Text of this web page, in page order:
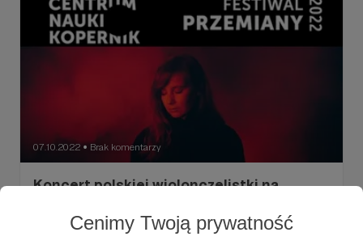
Cenimy Twoją prywatność
07.10.2022 ● Brak komentarzy
Koncert polskiej wiolonczelistki na
dla Was wejściówki!